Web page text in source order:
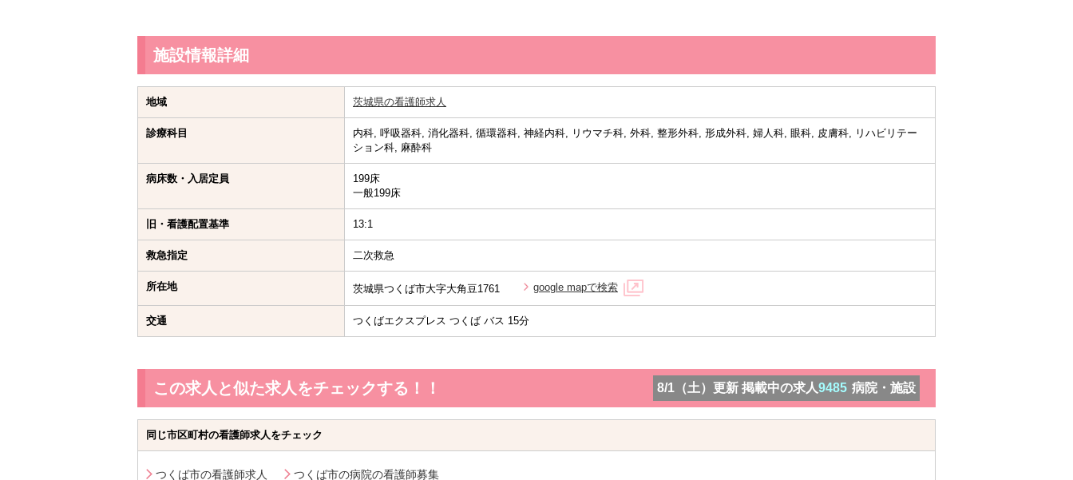
施設情報詳細
地域 茨城県の看護師求人
診療科目
内科, 呼吸器科, 消化器科, 循環器科, 神経内科, リウマチ科, 外科, 整形外科, 形成外科, 婦人科, 眼科, 皮膚科, リハビリテー
ション科, 麻酔科
病床数・入居定員
199床
一般199床
旧・看護配置基準 13:1
救急指定 二次救急
所在地 茨城県つくば市大字大角豆1761 google mapで検索
交通 つくばエクスプレス つくば バス 15分
この求人と似た求人をチェックする！！ 8/1（土）更新 掲載中の求人9485 病院・施設
同じ市区町村の看護師求人をチェック
つくば市の看護師求人 つくば市の病院の看護師募集